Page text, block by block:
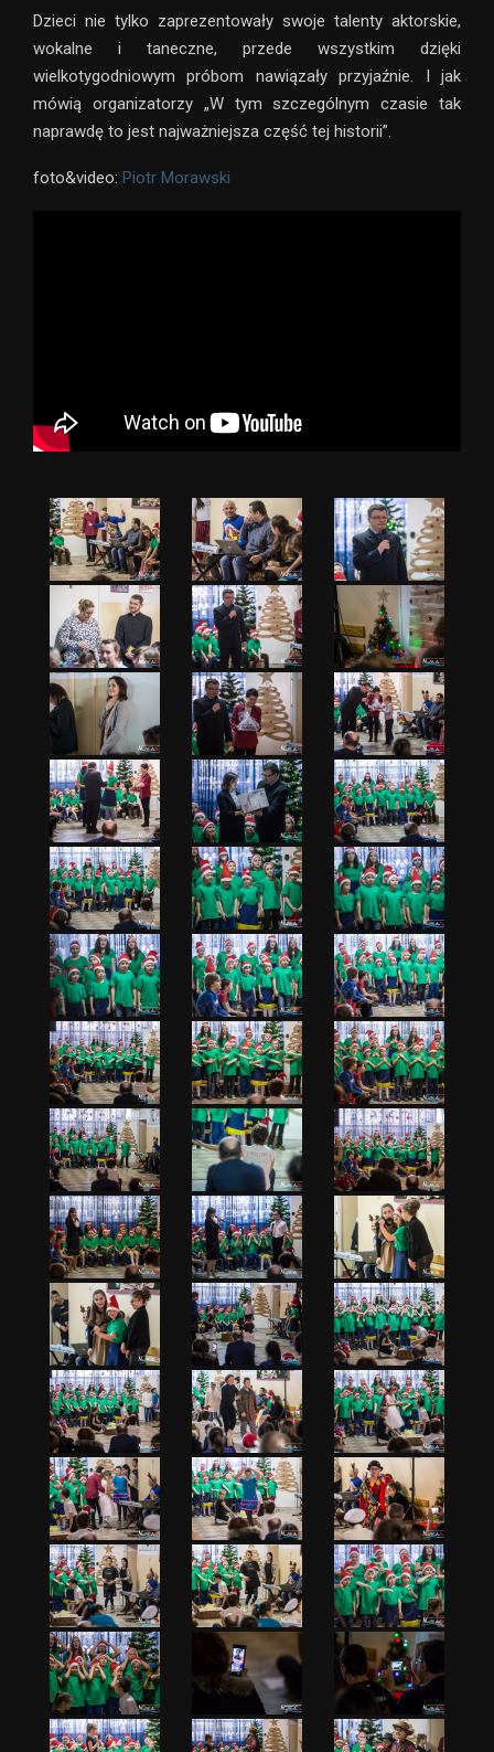
Dzieci nie tylko zaprezentowały swoje talenty aktorskie,
wokalne i taneczne, przede wszystkim dzięki
wielkotygodniowym próbom nawiązały przyjaźnie. I jak
mówią organizatorzy „W tym szczególnym czasie tak
naprawdę to jest najważniejsza część tej historii”.
foto&video: Piotr Morawski